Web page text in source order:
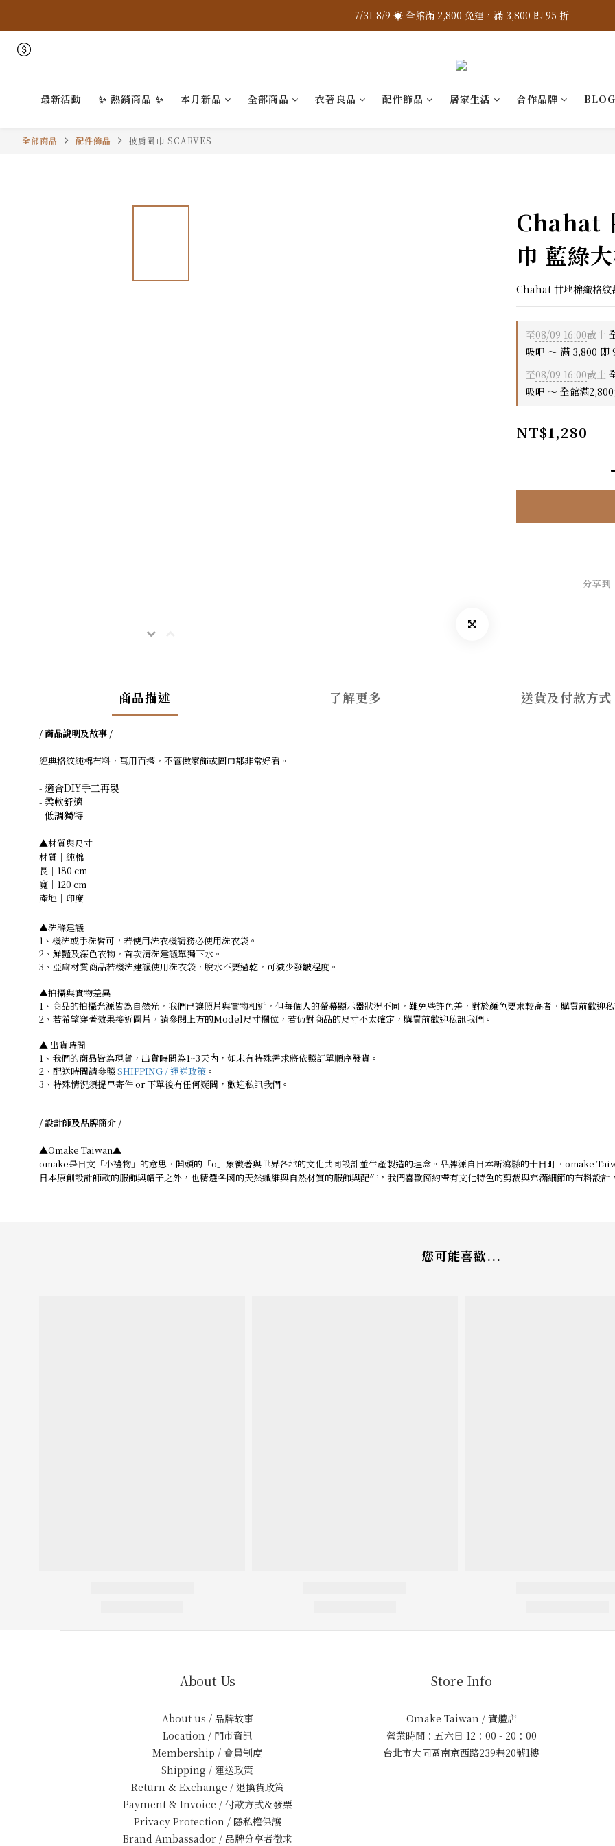
7/31-8/9 ☀️ 全館滿 2,800 免運，滿 3,800 即 95 折
7/31-8/9 ☀️ 全館滿 2,800 免運，滿 3,800 即 95 折
7/31-8/9 ☀️ 全館滿 2,800 免運，滿 3,800 即 95 折
最新活動 ✨ 熱銷商品 ✨ 本月新品 全部商品 衣著良品 配件飾品 居家生活 合作品牌 BLOG
全部商品 配件飾品 披肩圍巾 SCARVES
Chahat
巾 藍綠
Chahat 甘地棉織格紋
至08/09 16:00截止
吸吧 ～ 滿 3,800 即
至08/09 16:00截止
吸吧 ～ 全館滿
NT$1,280
分享到
商品描述 了解更多 送貨及付款方式
/ 商品說明及故事 /
經典格紋純棉布料，萬用百搭，不管做家飾或圍巾都非常好看。
- 適合DIY手工再製
- 柔軟舒適
- 低調獨特
▲材質與尺寸
材質｜純棉
長｜180 cm
寬｜120 cm
產地｜印度
▲洗滌建議
1、機洗或手洗皆可，若使用洗衣機請務必使用洗衣袋。
2、鮮豔及深色衣物，首次清洗建議單獨下水。
3、亞麻材質商品若機洗建議使用洗衣袋，脫水不要過乾，可減少發皺程度。
▲拍攝與實物差異
1、商品的拍攝光源皆為自然光，我們已讓照片與實物相近，但每個人的螢幕顯示器狀況不同，難免些許色差，對於顏色要求較高者，購買前歡迎
2、若希望穿著效果接近圖片，請參閱上方的Model尺寸欄位，若仍對商品的尺寸不太確定，購買前歡迎私訊我們。
▲ 出貨時間
1、我們的商品皆為現貨，出貨時間為1~3天內，如未有特殊需求將依照訂單順序發貨。
2、配送時間請參照 SHIPPING / 運送政策 。
3、特殊情況須提早寄件 or 下單後有任何疑問，歡迎私訊我們。
/ 設計師及品牌簡介 /
▲Omake Taiwan▲
omake是日文「小禮物」的意思，開頭的「o」象徵著與世界各地的文化共同設計並生產製造的理念。品牌源自日本新瀉縣的十日町，omake
日本原創設計師款的服飾與帽子之外，也精選各國的天然纖維與自然材質的服飾與配件，我們喜歡簡約帶有文化特色的剪裁與充滿細節的布料設
您可能喜歡...
About Us
About us / 品牌故事
Location / 門市資訊
Membership / 會員制度
Shipping / 運送政策
Return & Exchange / 退換貨政策
Payment & Invoice / 付款方式＆發票
Privacy Protection / 隱私權保護
Brand Ambassador / 品牌分享者徵求
Store Info
Omake Taiwan / 實體店
營業時間：五六日 12：00 - 20：00
台北市大同區南京西路239巷20號1樓